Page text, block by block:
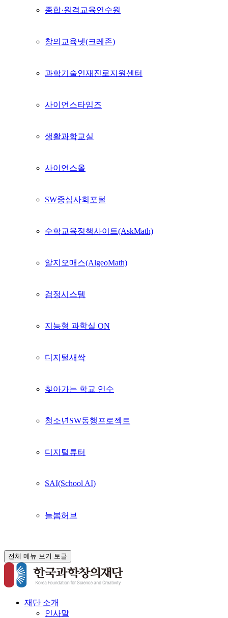
종합·원격교육연수원
창의교육넷(크레존)
과학기술인재진로지원센터
사이언스타임즈
생활과학교실
사이언스올
SW중심사회포털
수학교육정책사이트(AskMath)
알지오매스(AlgeoMath)
검정시스템
지능형 과학실 ON
디지털새싹
찾아가는 학교 연수
청소년SW동행프로젝트
디지털튜터
SAI(School AI)
늘봄허브
전체 메뉴 보기 토글
재단 소개
인사말